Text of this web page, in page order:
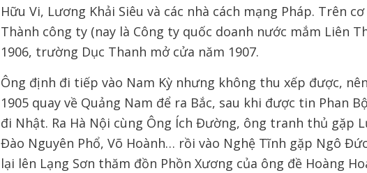
Hữu Vi, Lương Khải Siêu và các nhà cách mạng Pháp. Trên
Thành công ty (nay là Công ty quốc doanh nước mắm Liên
1906, trường Dục Thanh mở cửa năm 1907.
Ông định đi tiếp vào Nam Kỳ nhưng không thu xếp được,
1905 quay về Quảng Nam để ra Bắc, sau khi được tin Phan
đi Nhật. Ra Hà Nội cùng Ông Ích Đường, ông tranh thủ gặp
Đào Nguyên Phổ, Võ Hoành… rồi vào Nghệ Tĩnh gặp Ngô
lại lên Lạng Sơn thăm đồn Phồn Xương của ông đề Hoàng